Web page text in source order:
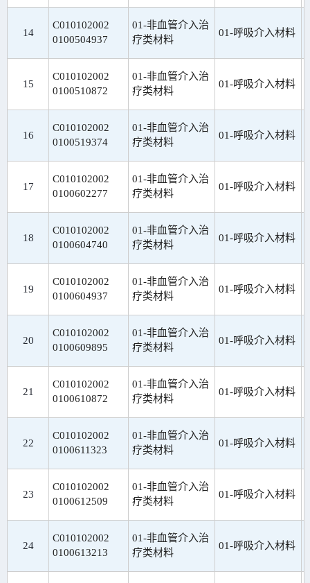
14
C010102002
0100504937
01-非血管介入治
疗类材料
01-呼吸介入材料
15
C010102002
0100510872
01-非血管介入治
疗类材料
01-呼吸介入材料
16
C010102002
0100519374
01-非血管介入治
疗类材料
01-呼吸介入材料
17
C010102002
0100602277
01-非血管介入治
疗类材料
01-呼吸介入材料
18
C010102002
0100604740
01-非血管介入治
疗类材料
01-呼吸介入材料
19
C010102002
0100604937
01-非血管介入治
疗类材料
01-呼吸介入材料
20
C010102002
0100609895
01-非血管介入治
疗类材料
01-呼吸介入材料
21
C010102002
0100610872
01-非血管介入治
疗类材料
01-呼吸介入材料
22
C010102002
0100611323
01-非血管介入治
疗类材料
01-呼吸介入材料
23
C010102002
0100612509
01-非血管介入治
疗类材料
01-呼吸介入材料
24
C010102002
0100613213
01-非血管介入治
疗类材料
01-呼吸介入材料